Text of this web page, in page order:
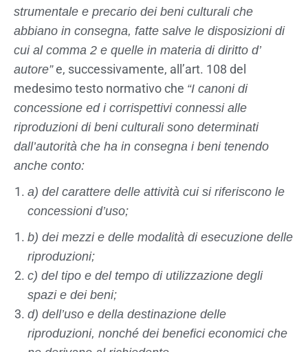
strumentale e precario dei beni culturali che
abbiano in consegna, fatte salve le disposizioni di
cui al comma 2 e quelle in materia di diritto d’
autore”e, successivamente, all’art. 108 del
medesimo testo normativo che “I canoni di
concessione ed i corrispettivi connessi alle
riproduzioni di beni culturali sono determinati
dall’autorità che ha in consegna i beni tenendo
anche conto:
a) del carattere delle attività cui si riferiscono le
concessioni d’uso;
b) dei mezzi e delle modalità di esecuzione delle
riproduzioni;
c) del tipo e del tempo di utilizzazione degli
spazi e dei beni;
d) dell’uso e della destinazione delle
riproduzioni, nonché dei benefici economici che